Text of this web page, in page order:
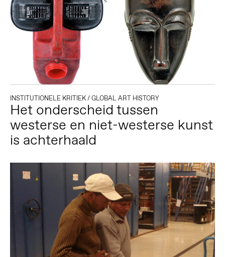
INSTITUTIONELE KRITIEK/GLOBAL ART HISTORY
Het onderscheid tussen
westerse en niet-westerse kunst
is achterhaald